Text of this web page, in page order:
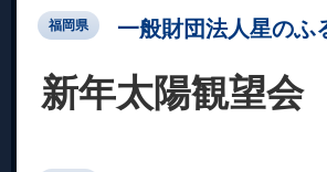
福岡県 一般財団法人星のふ
新年太陽観望会